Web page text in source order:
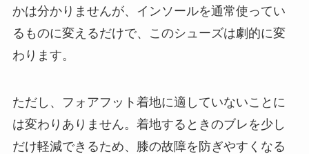
かは分かりませんが、インソールを通常使ってい
るものに変えるだけで、このシューズは劇的に変
わります。
ただし、フォアフット着地に適していないことに
は変わりありません。着地するときのブレを少し
だけ軽減できるため、膝の故障を防ぎやすくなる